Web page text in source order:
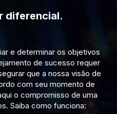
diferencial.
e determinar os objetivos
de sucesso requer
que a nossa visão de
com seu momento de
o compromisso de uma
Saiba como funciona: